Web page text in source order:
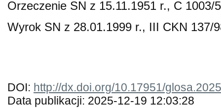
Orzeczenie SN z 15.11.1951 r., C 1003/
Wyrok SN z 28.01.1999 r., III CKN 137/
DOI: http://dx.doi.org/10.17951/
Data publikacji: 2025-12-19 12:03:28